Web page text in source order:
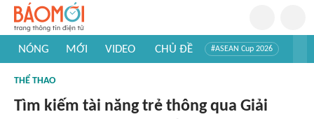
NÓNG MỚI VIDEO CHỦ ĐỀ #ASEAN Cup 2026
#Khám phá thế giới
THỂ THAO
Tìm kiếm tài năng trẻ thông qua Giải